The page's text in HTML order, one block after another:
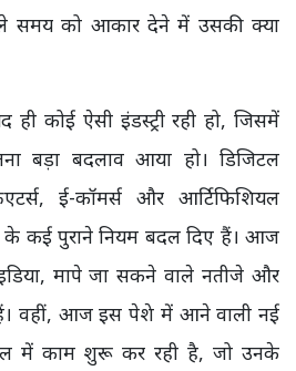
समय को आकार देने में उसकी क्या
कोई ऐसी इंडस्ट्री रही हो, जिसमें
बड़ा बदलाव आया हो। डिजिटल
ई-कॉमर्स और आर्टिफिशियल
के कई पुराने नियम बदल दिए हैं। आज
मापे जा सकने वाले नतीजे और
वहीं, आज इस पेशे में आने वाली नई
में काम शुरू कर रही है, जो उनके